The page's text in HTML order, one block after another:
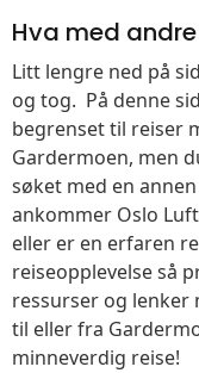
Hva med
Litt lengre ned på
og tog. På denne
begrenset til reiser
Gardermoen, men
søket med en
ankommer Oslo
eller er en erfaren
reiseopplevelse så
ressurser og lenker
til eller fra
minneverdig reise!